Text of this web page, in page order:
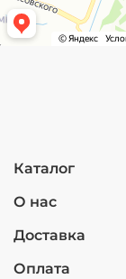
Каталог
О нас
Доставка
Оплата